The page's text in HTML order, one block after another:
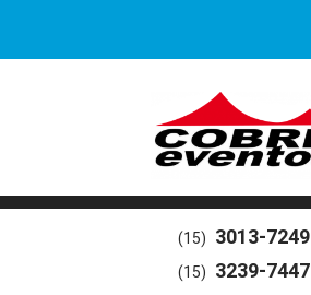
(15) 3013-7249
(15) 3239-7447